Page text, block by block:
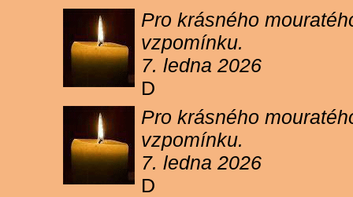
Pro krásného
vzpomínku.
7. ledna 2026
D
Pro krásného
vzpomínku.
7. ledna 2026
D